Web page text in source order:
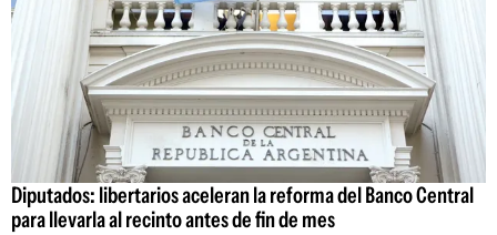
Diputados: libertarios aceleran la reforma del Banco Central
para llevarla al recinto antes de fin de mes